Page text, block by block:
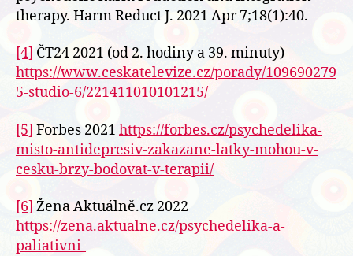
therapy. Harm Reduct J. 2021 Apr 7;18(1):40.
[4] ČT24 2021 (od 2. hodiny a 39. minuty)
https://www.ceskatelevize.cz/porady/109690279
5-studio-6/221411010101215/
[5] Forbes 2021 https://forbes.cz/psychedelika-
misto-antidepresiv-zakazane-latky-mohou-v-
cesku-brzy-bodovat-v-terapii/
[6] Žena Aktuálně.cz 2022
https://zena.aktualne.cz/psychedelika-a-
paliativni-